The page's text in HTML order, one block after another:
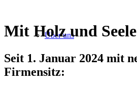
Über uns
Mit Holz und Seele
Seit 1. Januar 2024 mit
Firmensitz: